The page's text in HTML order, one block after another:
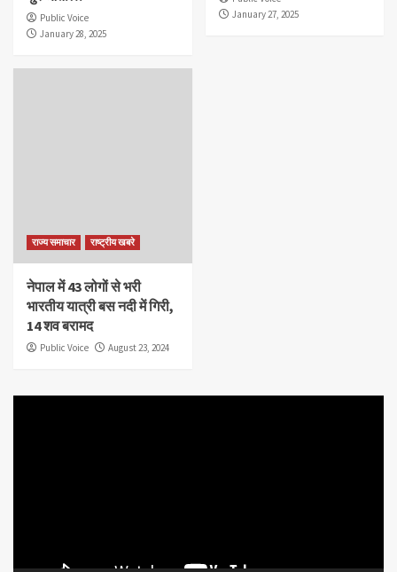
Public Voice
January 28, 2025
January 27, 2025
राज्य समाचार राष्ट्रीय खबरे
नेपाल में 43 लोगों से भरी
भारतीय यात्री बस नदी में गिरी,
14 शव बरामद
Public Voice August 23, 2024